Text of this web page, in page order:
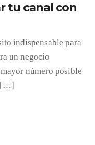
tu canal con
indispensable para
un negocio
número posible
[…]